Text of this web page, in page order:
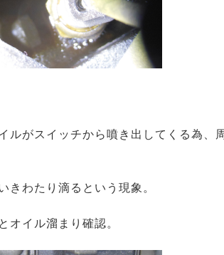
ルがスイッチから噴き出してくる為、
きわたり滴るという現象。
オイル溜まり確認。